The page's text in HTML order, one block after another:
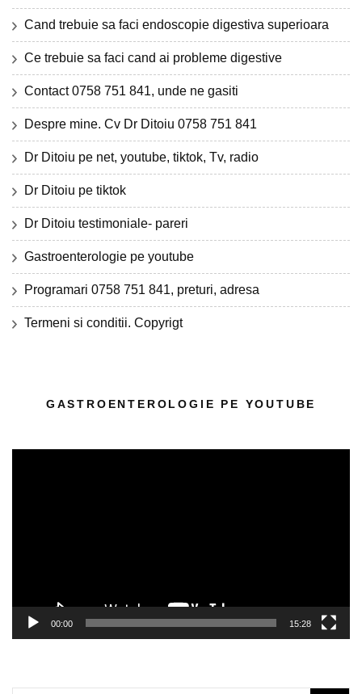
Cand trebuie sa faci endoscopie digestiva superioara
Ce trebuie sa faci cand ai probleme digestive
Contact 0758 751 841, unde ne gasiti
Despre mine. Cv Dr Ditoiu 0758 751 841
Dr Ditoiu pe net, youtube, tiktok, Tv, radio
Dr Ditoiu pe tiktok
Dr Ditoiu testimoniale- pareri
Gastroenterologie pe youtube
Programari 0758 751 841, preturi, adresa
Termeni si conditii. Copyrigt
GASTROENTEROLOGIE PE YOUTUBE
00:00 15:28